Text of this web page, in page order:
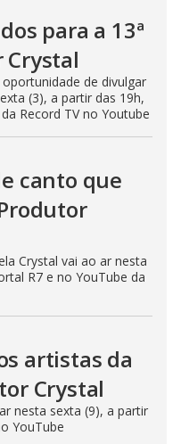
para a 13ª
Crystal
de divulgar
(3), a partir das 19h,
Record TV no Youtube
canto que
Crystal vai ao ar nesta
R7 e no YouTube da
artistas da
Crystal
nesta sexta (9), a partir
YouTube